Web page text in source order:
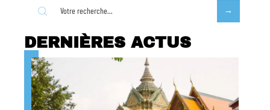
DERNIÈRES ACTUS